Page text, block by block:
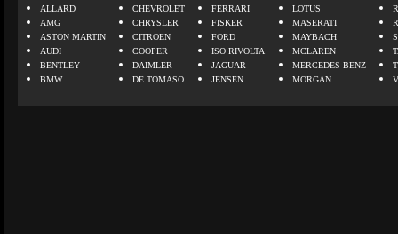
ALLARD
AMG
ASTON MARTIN
AUDI
BENTLEY
BMW
CHEVROLET
CHRYSLER
CITROEN
COOPER
DAIMLER
DE TOMASO
FERRARI
FISKER
FORD
ISO RIVOLTA
JAGUAR
JENSEN
LOTUS
MASERATI
MAYBACH
MCLAREN
MERCEDES BENZ
MORGAN